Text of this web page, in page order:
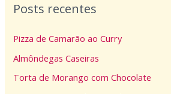
u
s
a
r
Posts recentes
Pizza de Camarão ao Curry
Almôndegas Caseiras
Torta de Morango com Chocolate